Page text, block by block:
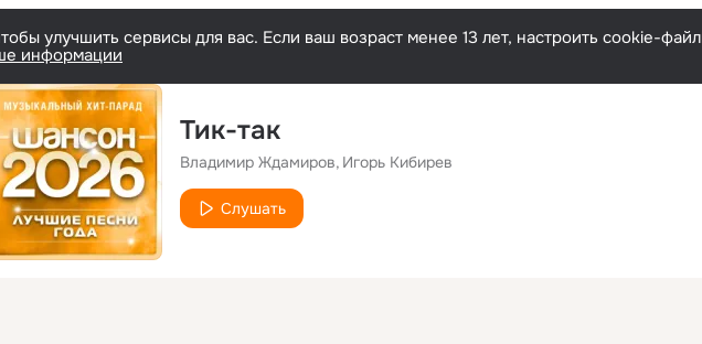
улучшить сервисы для вас. Если ваш возраст менее 13 лет, настроить cookie-
информации
Тик-так
Владимир Ждамиров Игорь Кибирев
Слушать